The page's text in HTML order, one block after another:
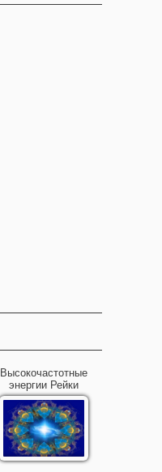
Высокочастотные
энергии Рейки